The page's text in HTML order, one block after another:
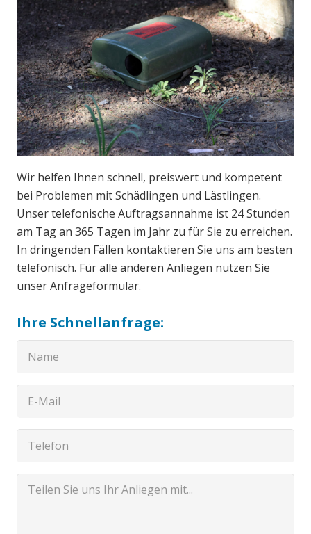
Wir helfen Ihnen schnell, preiswert und kompetent
bei Problemen mit Schädlingen und Lästlingen.
Unser telefonische Auftragsannahme ist 24 Stunden
am Tag an 365 Tagen im Jahr zu für Sie zu erreichen.
In dringenden Fällen kontaktieren Sie uns am besten
telefonisch. Für alle anderen Anliegen nutzen Sie
unser Anfrageformular.
Ihre Schnellanfrage: